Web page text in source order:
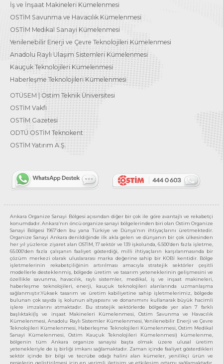
İş ve İnşaat Makineleri Kümelenmesi
OSTİM Savunma ve Havacılık Kümelenmesi
OSTİM Medikal Sanayi Kümelenmesi
Yenilenebilir Enerji ve Çevre Teknolojileri Kümelenmesi
Anadolu Raylı Ulaşım Sistemleri Kümelenmesi
Kauçuk Teknolojileri Kümelenmesi
Haberleşme Teknolojileri Kümelenmesi
OTÜSEM | Ostim Teknik Üniversitesi
OSTİM Vakfı
OSTİM Gazetesi
ODTÜ OSTİM Teknokent
OSTİM Yatırım A.Ş.
Ankara Organize Sanayi Bölgesi açısından diğer bir çok ile göre avantajlı ve rekabetçi
konumdadır. Ankara’nın öncü organize sanayi bölgelerinden biri olan Ostim Organize
Sanayi Bölgesi 1967’den bu yana Türkiye ve Dünya’nın ihtiyaçlarını üretmektedir.
Organize Sanayi Ankara denildiğinde ilk akla gelen ve dünyanın bir çok ülkesinden
her yıl yüzlerce ziyaret alan OSTİM, 17 sektör ve 139 işkolunda, 6.500’den fazla işletme,
65.000’den fazla çalışanın faaliyet gösterdiği, milli ihtiyaçların karşılanmasında bir
çözüm merkezi olarak uluslararası marka değerine sahip bir KOBİ kentidir. Bölge
işletmelerinin rekabetçiliğinin artırılması amacıyla stratejik sektörler çeşitli
modellerle desteklenmiş, bölgede üretim ve tasarım yeteneklerinin gelişmesini ve
özellikle savunma, havacılık, raylı sistemler, medikal, iş ve inşaat makineleri,
haberleşme teknolojileri, enerji, kauçuk teknolojileri alanlarında uzmanlaşma
sağlanmıştır.Yüksek tasarım ve üretim kabiliyetine sahip işletmelerimiz, bölgede
bulunan çok sayıda iş kolunun altyapısını ve donanımını kullanarak büyük hacimli
işlere imzalarını atmaktadır. Bu stratejik sektörlerde bölgede yer alan 7 farklı
başlıktaki(İş ve inşaat Makineleri Kümelenmesi, Ostim Savunma ve Havacılık
Kümelenmesi, Anadolu Raylı Sistemler Kümelenmesi, Yenilenebilir Enerji ve Çevre
Teknolojileri Kümelenmesi, Haberleşme Teknolojileri Kümelenmesi, Ostim Medikal
Sanayi Kümelenmesi, Ostim Kauçuk Teknolojileri Kümelenmesi) kümelenme,
bölgenin tüm Ankara organize sanayisi başta olmak üzere ulusal üretim
yetenekleriyle de iş birliği imkanı sağlamaktadır. Zaman içinde faaliyet gösterdikleri
sektör içinde bir bilgi ve tecrübe odağı halini alan kümeler, yenilikçi ürün ve
projelerin geliştirilmesi için en verimli iletişim ve etkileşim ortamı sağlamaktadır.